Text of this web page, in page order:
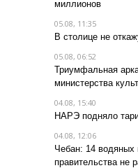
миллионов
05.08, 11:35
В столице не
05.08, 06:52
Триумфальная
министерства
04.08, 15:40
НАРЭ подняло
04.08, 12:06
Чебан: 14 водяных
правительства не